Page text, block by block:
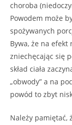
choroba
Powodem może
spożywanych
Bywa, że na efekt
zniechęcając się
skład ciała
„obwody” a na
powód to zbyt
Należy pamiętać,